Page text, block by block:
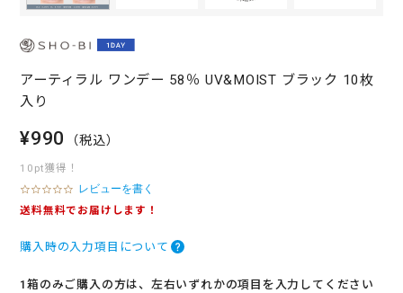
アーティラル ワンデー 58％ UV&MOIST ブラック 10枚
入り
¥990 （税込）
10pt獲得！
0
.
t
r
レビューを書く
送料無料でお届けします！
購入時の入力項目について
1箱のみご購入の方は、左右いずれかの項目を入力してください